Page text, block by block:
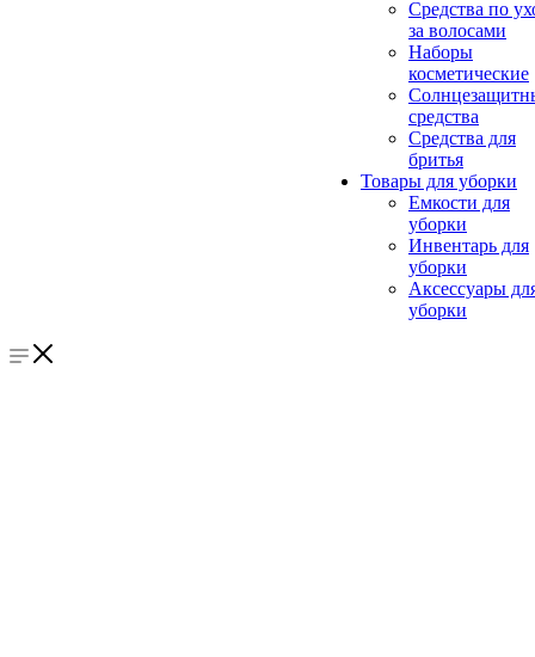
Средства по
за волосами
Наборы
косметические
средства
Средства для
бритья
Товары для уборки
Емкости для
уборки
Инвентарь для
уборки
Аксессуары
уборки